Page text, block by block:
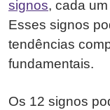
signos, cada
Esses signos
tendências
fundamentais.
Os 12 signos